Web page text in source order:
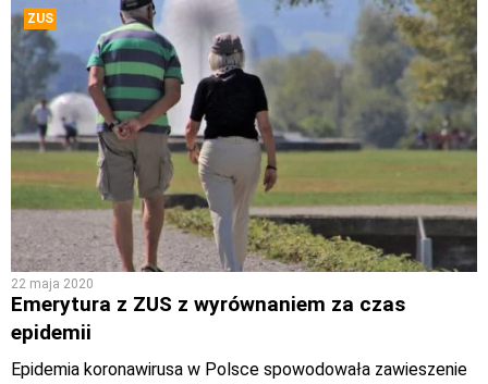
ZUS
22 maja 2020
Emerytura z ZUS z wyrównaniem za czas
epidemii
Epidemia koronawirusa w Polsce spowodowała zawieszenie